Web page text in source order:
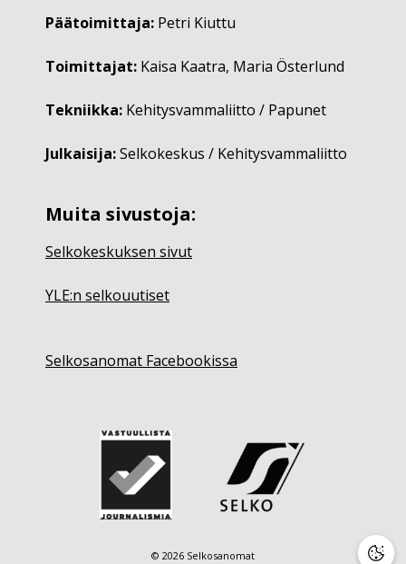
Päätoimittaja: Petri Kiuttu
Toimittajat: Kaisa Kaatra, Maria Österlund
Tekniikka: Kehitysvammaliitto / Papunet
Julkaisija:Selkokeskus / Kehitysvammaliitto
Muita sivustoja:
Selkokeskuksen sivut
YLE:n selkouutiset
Selkosanomat Facebookissa
© 2026 Selkosanomat